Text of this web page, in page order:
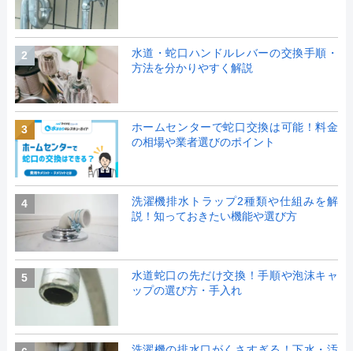
2
水道・蛇口ハンドルレバーの交換手順・
方法を分かりやすく解説
3
ホームセンターで蛇口交換は可能！料金
の相場や業者選びのポイント
4
洗濯機排水トラップ2種類や仕組みを解
説！知っておきたい機能や選び方
5
水道蛇口の先だけ交換！手順や泡沫キャ
ップの選び方・手入れ